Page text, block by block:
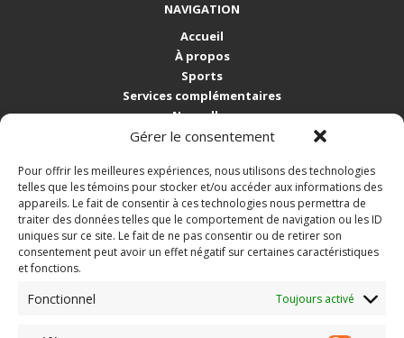
Gérer le consentement
Pour offrir les meilleures expériences, nous utilisons des technologies
telles que les témoins pour stocker et/ou accéder aux informations des
appareils. Le fait de consentir à ces technologies nous permettra de
traiter des données telles que le comportement de navigation ou les ID
uniques sur ce site. Le fait de ne pas consentir ou de retirer son
consentement peut avoir un effet négatif sur certaines caractéristiques
et fonctions.
Fonctionnel Toujours activé
NAVIGATION
Accueil
À propos
Sports
Services complémentaires
Nouvelles
Nous joindre
COORDONNÉES
5265, rue de Gaspé
Sherbrooke QC J1N 2C8
Tél.: 819 564-8001
info@gestionloisirsplus.ca